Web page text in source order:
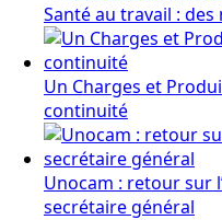
Santé au travail :
Un Charges et
continuité
Unocam : retour sur
secrétaire général